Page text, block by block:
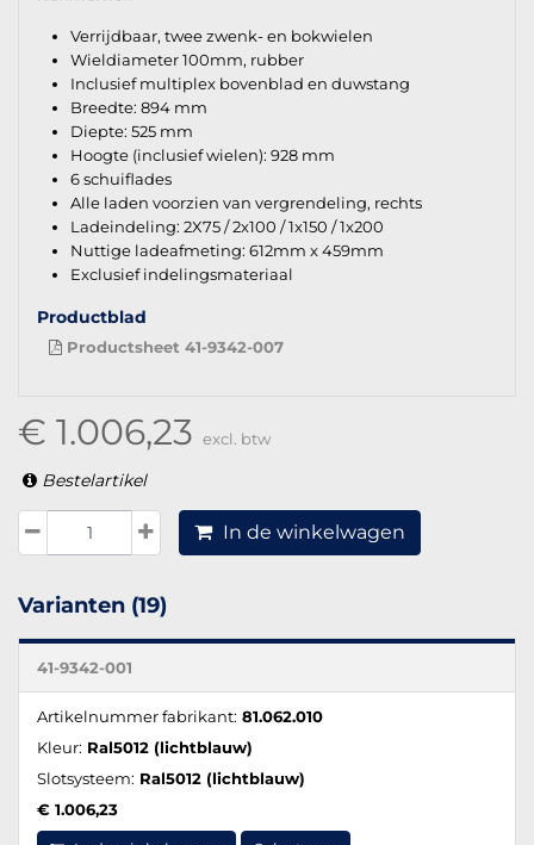
Verrijdbaar, twee zwenk- en bokwielen
Wieldiameter 100mm, rubber
Inclusief multiplex bovenblad en duwstang
Breedte: 894 mm
Diepte: 525 mm
Hoogte (inclusief wielen): 928 mm
6 schuiflades
Alle laden voorzien van vergrendeling, rechts
Ladeindeling: 2X75 / 2x100 / 1x150 / 1x200
Nuttige ladeafmeting: 612mm x 459mm
Exclusief indelingsmateriaal
Productblad
Productsheet 41-9342-007
€ 1.006,23 excl. btw
Bestelartikel
In de winkelwagen
Varianten (19)
41-9342-001
Artikelnummer fabrikant: 81.062.010
Kleur: Ral5012 (lichtblauw)
Slotsysteem: Ral5012 (lichtblauw)
€ 1.006,23